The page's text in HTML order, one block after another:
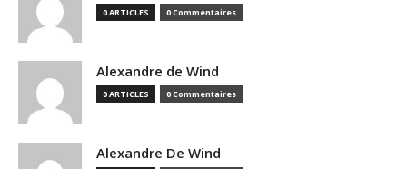
0 ARTICLES 0 Commentaires
Alexandre de Wind
0 ARTICLES 0 Commentaires
Alexandre De Wind